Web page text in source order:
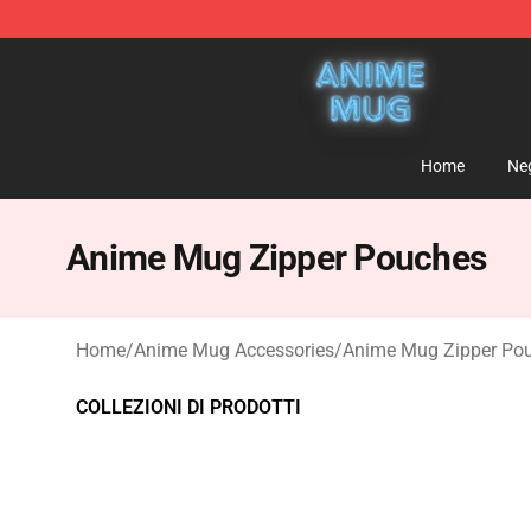
Anime Mug Shop - The Best Store of Anime Mug
Home
Anime Mug Zipper Pouches
Home/Anime Mug Accessories/Anime Mug Zipper
COLLEZIONI DI PRODOTTI